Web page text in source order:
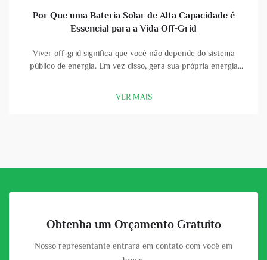
Por Que uma Bateria Solar de Alta Capacidade é
Essencial para a Vida Off-Grid
Viver off-grid significa que você não depende do sistema
público de energia. Em vez disso, gera sua própria energia
boa bateria, você pode armazenar a energia que os painéis
VER MAIS
Obtenha um Orçamento Gratuito
Nosso representante entrará em contato com você em